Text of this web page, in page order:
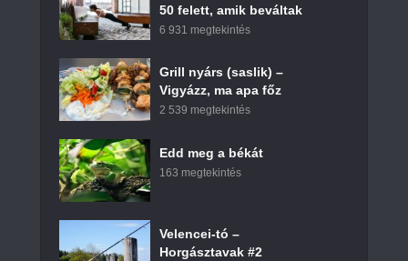
50 felett, amik beváltak
6 931 megtekintés
Grill nyárs (saslik) –
Vigyázz, ma apa főz
2 539 megtekintés
Edd meg a békát
163 megtekintés
Velencei-tó –
Horgásztavak #2